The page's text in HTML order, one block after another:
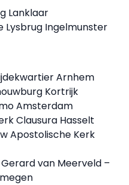
Lanklaar
Lysbrug Ingelmunster
Arnhem
Kortrijk
Amsterdam
Clausura Hasselt
Apostolische Kerk
van Meerveld –